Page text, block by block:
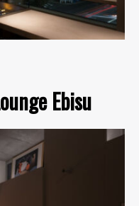
Ebisu